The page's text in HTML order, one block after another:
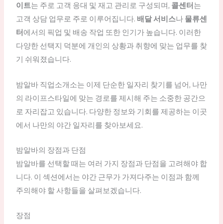
이트는 주로 고객 응대 및 재고 관리로 구성되며, 콜센터 는
고객 상담 업무로 주로 이루어집니다. 배달 서비스나 물류센
터 에서의 픽업 및 배송 작업 또한 인기가 높습니다. 이러한
다양한 선택지 덕분에 개인의 상황과 취향에 맞는 업무를 찾
기 쉬워졌습니다.
밤알바 직업소개소는 이제 단순한 일자리 찾기를 넘어, 나만
의 라이프스타일에 맞는 경로를 제시해 주는 소중한 공간으
로 자리잡고 있습니다. 다양한 정보와 기회를 제공하는 이곳
에서 나만의 야간 일자리를 찾아보세요.
밤알바의 장점과 단점
밤알바를 선택할 때는 여러 가지 장점과 단점을 고려해야 합
니다. 이 섹션에서는 야간 근무가 가져다주는 이점과 함께
주의해야 할 사항들을 살펴보겠습니다.
장점